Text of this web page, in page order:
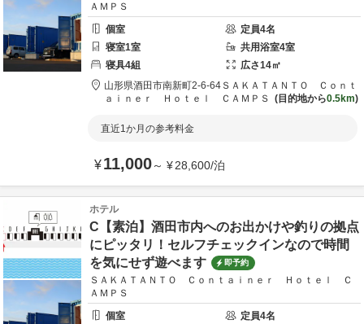
ＡＭＰＳ
個室
定員4名
寝室1室 共用浴室4室
寝具4組 広さ14㎡
山形県酒田市南新町2-6-64 ＳＡＫＡＴＡＮＴＯ Ｃｏｎｔ
ａｉｎｅｒ Ｈｏｔｅｌ ＣＡＭＰＳ
目的地から0.5km
直近1か月の参考料金
¥11,000～ ¥28,600/泊
ホテル
C【素泊】酒田市内へのお出かけや釣りの拠点
にピッタリ！セルフチェックインなので時間
を気にせず遊べます
即予約
ＳＡＫＡＴＡＮＴＯ Ｃｏｎｔａｉｎｅｒ Ｈｏｔｅｌ Ｃ
ＡＭＰＳ
個室
定員4名